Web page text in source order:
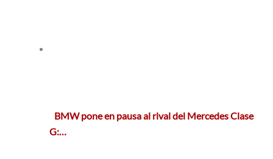
BMW pone en pausa al rival del Mercedes Clase
G:…